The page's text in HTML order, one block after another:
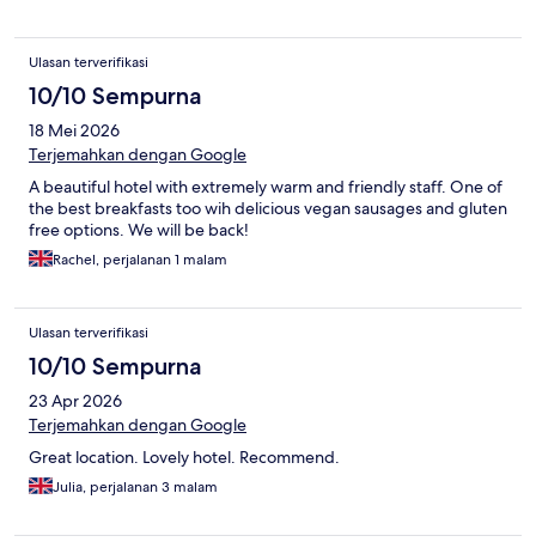
Ulasan terverifikasi
10/10 Sempurna
18 Mei 2026
Terjemahkan dengan Google
A beautiful hotel with extremely warm and friendly staff. One of
the best breakfasts too wih delicious vegan sausages and gluten
free options. We will be back!
Rachel, perjalanan 1 malam
Ulasan terverifikasi
10/10 Sempurna
23 Apr 2026
Terjemahkan dengan Google
Great location. Lovely hotel. Recommend.
Julia, perjalanan 3 malam